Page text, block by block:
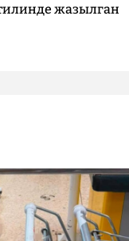
жазылган